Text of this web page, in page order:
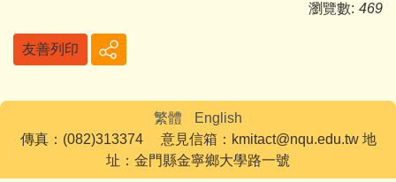
瀏覽數: 469
友善列印
繁體
English
傳真：(082)313374 意見信箱：kmitact@nqu.edu.tw 地
址：金門縣金寧鄉大學路一號